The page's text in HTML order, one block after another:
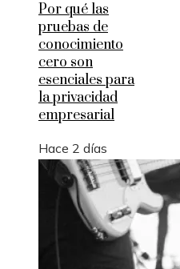
Por qué las
pruebas de
conocimiento
cero son
esenciales para
la privacidad
empresarial
Hace 2 días